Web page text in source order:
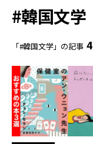
#韓国文学
「#韓国文学」の記事 4